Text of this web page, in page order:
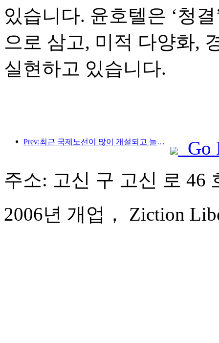
있습니다. 윤호텔은 ‘청
으로 삼고, 미적 다양화,
실현하고 있습니다.
Prev:최근 국제노선이 많이 개설되고 늘어나고 있습니다.
Go
주소: 고신 구 고신 로 46
2006년 개업， Ziction